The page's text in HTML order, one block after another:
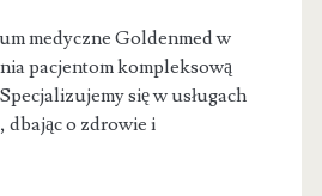
medyczne Goldenmed w
pacjentom kompleksową
się w usługach
dbając o zdrowie i